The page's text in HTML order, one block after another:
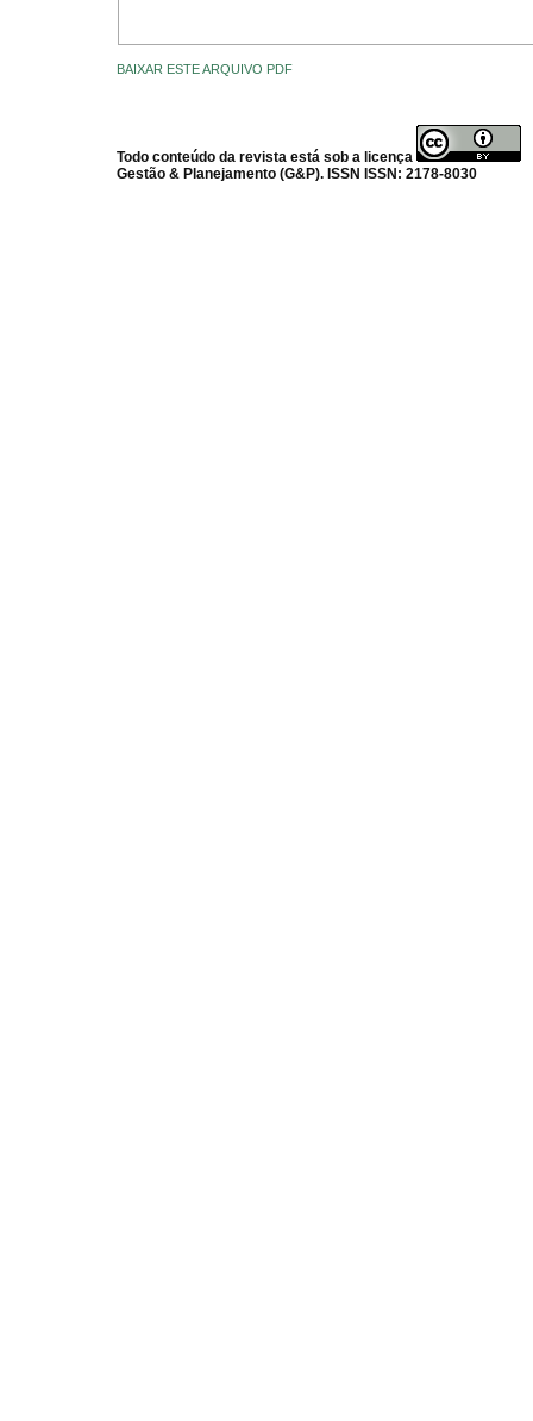
BAIXAR ESTE ARQUIVO PDF
Todo conteúdo da revista está sob a licença
Gestão & Planejamento (G&P). ISSN ISSN: 2178-8030